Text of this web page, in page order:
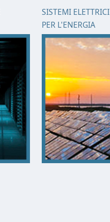
SISTEMI ELETTRICI
PER L'ENERGIA